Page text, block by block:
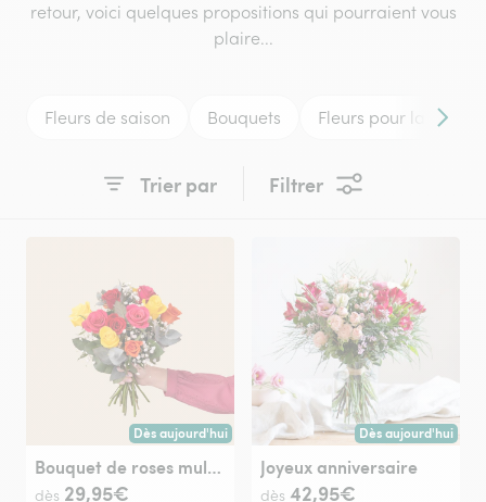
retour, voici quelques propositions qui pourraient vous
plaire...
Fleurs de saison Bouquets Fleurs pour la fête
Trier par Filtrer
Dès aujourd'hui
Livraison dès aujourd'hui (pour toute commande passée
Bouquet de roses multicolores
dès 29,95€
Dès aujourd'hui
Livraison dès
Joyeux anniversaire
dès 42,95€